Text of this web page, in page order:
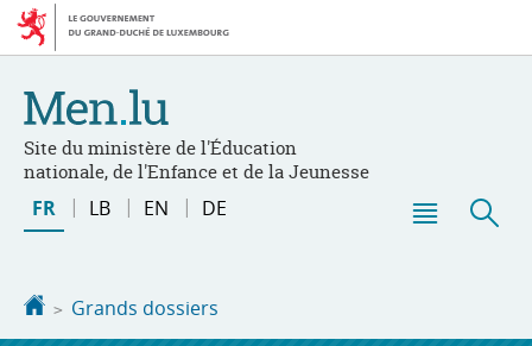
Aller
navigation
Aller
au
Site du ministère de l'Éducation
nationale, de l'Enfance et de la Jeunesse
Changer
de
FR LB EN DE
Accueil
Grands dossiers